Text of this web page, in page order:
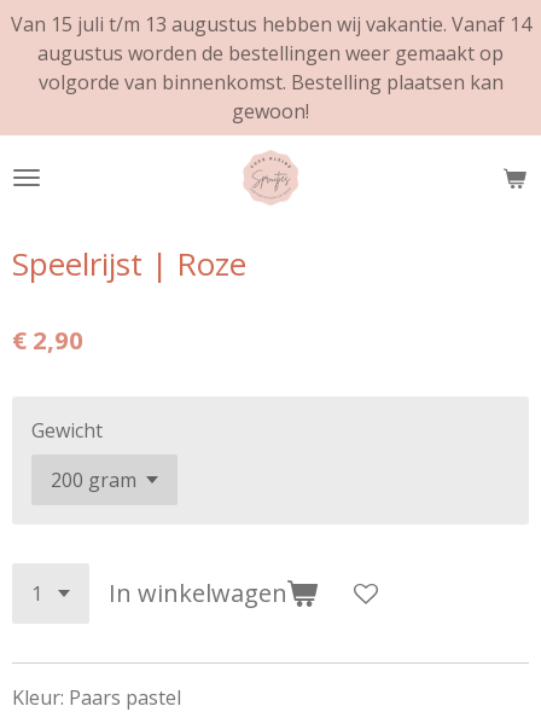
Ga
direct
naar
hoofdinhoud
Van 15 juli t/m 13 augustus hebben wij vakantie. Vanaf 14
augustus worden de bestellingen weer gemaakt op
volgorde van binnenkomst. Bestelling plaatsen kan
gewoon!
Speelrijst | Roze
€ 2,90
Gewicht
In winkelwagen
Kleur: Paars pastel